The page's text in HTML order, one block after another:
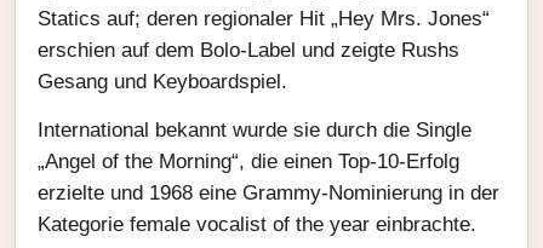
Statics auf; deren regionaler Hit „Hey Mrs. Jones“
erschien auf dem Bolo‑Label und zeigte Rushs
Gesang und Keyboardspiel.
International bekannt wurde sie durch die Single
„Angel of the Morning“, die einen Top‑10‑Erfolg
erzielte und 1968 eine Grammy‑Nominierung in der
Kategorie female vocalist of the year einbrachte.